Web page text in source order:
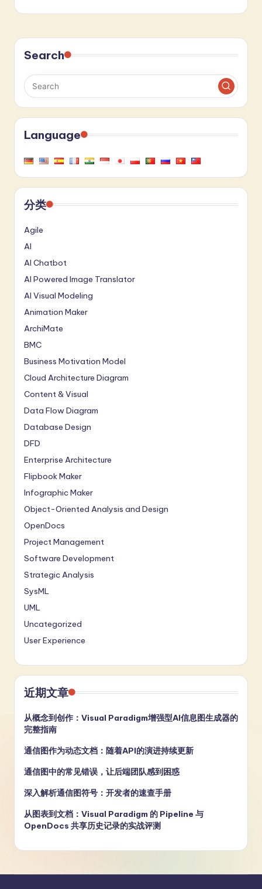
Search
Language
分类
Agile
AI
AI Chatbot
AI Powered Image Translator
AI Visual Modeling
Animation Maker
ArchiMate
BMC
Business Motivation Model
Cloud Architecture Diagram
Content & Visual
Data Flow Diagram
Database Design
DFD
Enterprise Architecture
Flipbook Maker
Infographic Maker
Object-Oriented Analysis and Design
OpenDocs
Project Management
Software Development
Strategic Analysis
SysML
UML
Uncategorized
User Experience
近期文章
从概念到创作：Visual Paradigm增强型AI信息图生成器的
完整指南
通信图作为动态文档：随着API的演进持续更新
通信图中的常见错误，让后端团队感到困惑
深入解析通信图符号：开发者的速查手册
从图表到文档：Visual Paradigm 的 Pipeline 与
OpenDocs 共享历史记录的实战评测